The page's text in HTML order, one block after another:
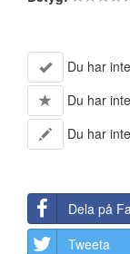
Du har
Du har
Du har
Dela på
Tweeta